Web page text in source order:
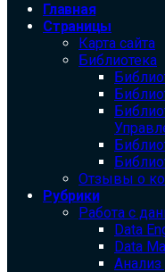
Главная
Страницы
Карта сайта
Библиотека
Отзывы о
Рубрики
Работа с
Data
Data
Анализ